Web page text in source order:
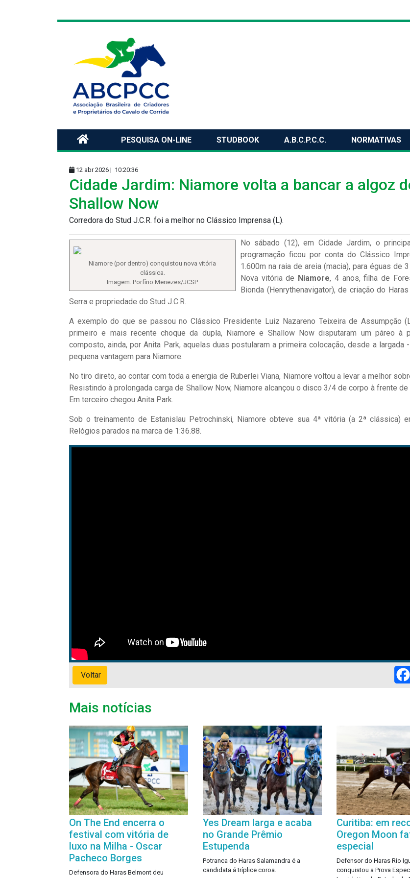
PESQUISA ON-LINE STUDBOOK A.B.C.P.C.C. NORMATIVAS
12 abr 2026 | 10:20:36
Cidade Jardim: Niamore volta a bancar a algoz
Shallow Now
Corredora do Stud J.C.R. foi a melhor no Clássico Imprensa (L).
Niamore (por dentro) conquistou nova vitória
clássica.
Imagem: Porfírio Menezes/JCSP
No sábado (12), em Cidade Jardim, o
programação ficou por conta do Clássico
1.600m na raia de areia (macia), para éguas de
Nova vitória de Niamore, 4 anos, filha de
Bionda (Henrythenavigator), de criação do
Serra e propriedade do Stud J.C.R.
A exemplo do que se passou no Clássico Presidente Luiz Nazareno Teixeira de Assumpção
primeiro e mais recente choque da dupla, Niamore e Shallow Now disputaram um páreo à
composto, ainda, por Anita Park, aquelas duas postularam a primeira colocação, desde a largada
pequena vantagem para Niamore.
No tiro direto, ao contar com toda a energia de Ruberlei Viana, Niamore voltou a levar a melhor
Resistindo à prolongada carga de Shallow Now, Niamore alcançou o disco 3/4 de corpo à frente de
Em terceiro chegou Anita Park.
Sob o treinamento de Estanislau Petrochinski, Niamore obteve sua 4ª vitória (a 2ª clássica)
Relógios parados na marca de 1:36.88.
Voltar
Mais notícias
On The End encerra o
festival com vitória de
luxo na Milha - Oscar
Pacheco Borges
Defensora do Haras Belmont deu
Yes Dream larga e acaba
no Grande Prêmio
Estupenda
Potranca do Haras Salamandra é a
candidata á tríplice coroa.
Curitiba: em
Oregon Moon
especial
Defensor do Haras Rio
conquistou a Prova